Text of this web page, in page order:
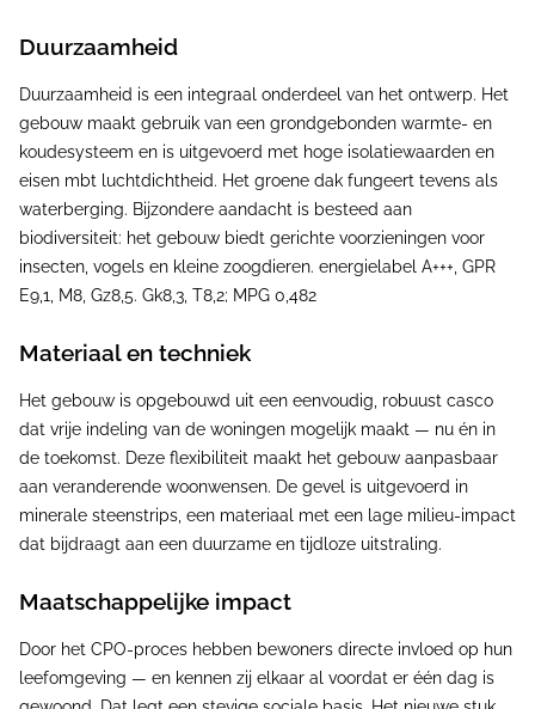
Duurzaamheid
Duurzaamheid is een integraal onderdeel van het ontwerp. Het
gebouw maakt gebruik van een grondgebonden warmte- en
koudesysteem en is uitgevoerd met hoge isolatiewaarden en
eisen mbt luchtdichtheid. Het groene dak fungeert tevens als
waterberging. Bijzondere aandacht is besteed aan
biodiversiteit: het gebouw biedt gerichte voorzieningen voor
insecten, vogels en kleine zoogdieren. energielabel A+++, GPR
E9,1, M8, Gz8,5. Gk8,3, T8,2; MPG 0,482
Materiaal en techniek
Het gebouw is opgebouwd uit een eenvoudig, robuust casco
dat vrije indeling van de woningen mogelijk maakt — nu én in
de toekomst. Deze flexibiliteit maakt het gebouw aanpasbaar
aan veranderende woonwensen. De gevel is uitgevoerd in
minerale steenstrips, een materiaal met een lage milieu-impact
dat bijdraagt aan een duurzame en tijdloze uitstraling.
Maatschappelijke impact
Door het CPO-proces hebben bewoners directe invloed op hun
leefomgeving — en kennen zij elkaar al voordat er één dag is